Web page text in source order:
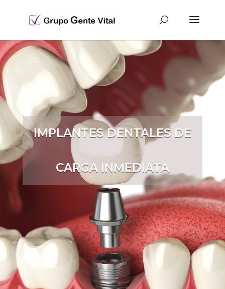
IMPLANTES DENTALES DE
CARGA INMEDIATA